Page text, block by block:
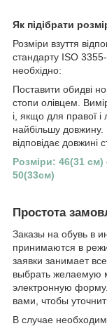
Як підібрати
Розміри взуття
стандарту ISO
необхідно:
Поставити обидві
стопи олівцем.
і, якщо для правої і
найбільшу довжину.
відповідає довжині
Розміри: 46(31
50(33см)
Простота
Заказы на обувь в
принимаются в
заявки занимает
выбрать желаемую
электронную
вами, чтобы
В случае